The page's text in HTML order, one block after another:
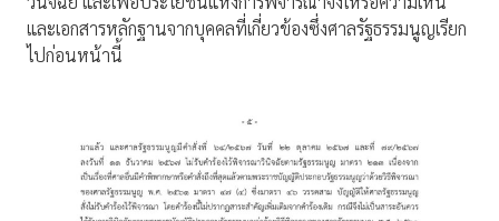
และเอกสารหลักฐานจากบุคคลที่เกี่ยวข้องซึ่งศาลรัฐธรรมนูญเรียก
ไปก่อนหน้านี้